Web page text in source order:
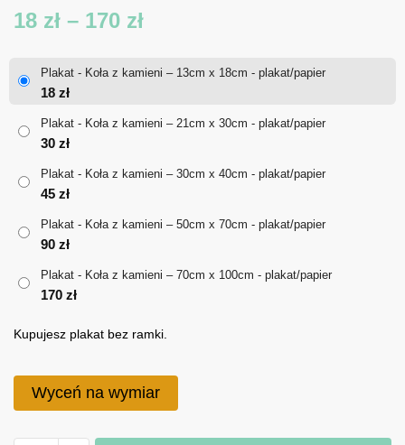
18 zł – 170 złZakres
18 zł
Plakat - Koła z kamieni – 13cm x 18cm - plakat/papier
18 zł
Plakat - Koła z kamieni – 21cm x 30cm - plakat/papier
30 zł
Plakat - Koła z kamieni – 30cm x 40cm - plakat/papier
45 zł
Plakat - Koła z kamieni – 50cm x 70cm - plakat/papier
90 zł
Plakat - Koła z kamieni – 70cm x 100cm - plakat/papier
170 zł
Kupujesz plakat bez ramki.
Wyceń na wymiar